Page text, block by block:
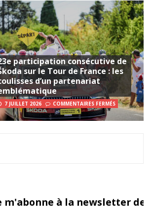
participation consécutive de
sur le Tour de France : les
d’un partenariat
7 JUILLET 2026 COMMENTAIRES FERMÉS
m'abonne à la newsletter